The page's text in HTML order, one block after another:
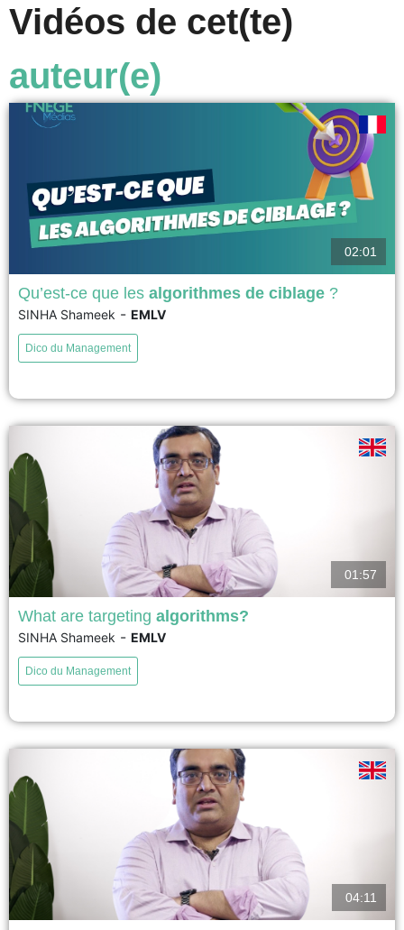
Vidéos de cet(te)
auteur(e)
Les organisations à but non lucratif sont confrontées depuis longtemps au
défi d'équilibrer leurs budgets tout en fidélisant leurs donateurs et en en
recrutant de nouveaux. En principe, il est possible de cibler les donateurs
02:01
Qu’est-ce que les algorithmes de ciblage ?
SINHA Shameek - EMLV
Dico du Management
Non-profit organizations have long faced the challenge of balancing their
budgets while simultaneously seeking to retain existing donors and recruit
new ones. In principle, existing donors can be targeted on the basis of their
01:57
What are targeting algorithms?
SINHA Shameek - EMLV
Dico du Management
04:11